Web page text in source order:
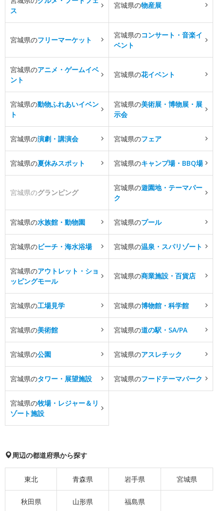
ス
宮城県の物産展
宮城県のフリーマーケット
宮城県のコンサート・音楽イ
ベント
宮城県のアニメ・ゲームイベ
ント
宮城県の花イベント
宮城県の動物ふれあいイベン
ト
宮城県の美術展・博物展・展
示会
宮城県の演劇・講演会 宮城県のフェア
宮城県の夏休みスポット 宮城県のキャンプ場・BBQ場
宮城県のグランピング
宮城県の遊園地・テーマパー
ク
宮城県の水族館・動物園 宮城県のプール
宮城県のビーチ・海水浴場 宮城県の温泉・スパリゾート
宮城県のアウトレット・ショ
ッピングモール
宮城県の商業施設・百貨店
宮城県の工場見学 宮城県の博物館・科学館
宮城県の美術館 宮城県の道の駅・SA/PA
宮城県の公園 宮城県のアスレチック
宮城県のタワー・展望施設 宮城県のフードテーマパーク
宮城県の牧場・レジャー＆リ
ゾート施設
周辺の都道府県から探す
東北 青森県 岩手県 宮城県
秋田県 山形県 福島県